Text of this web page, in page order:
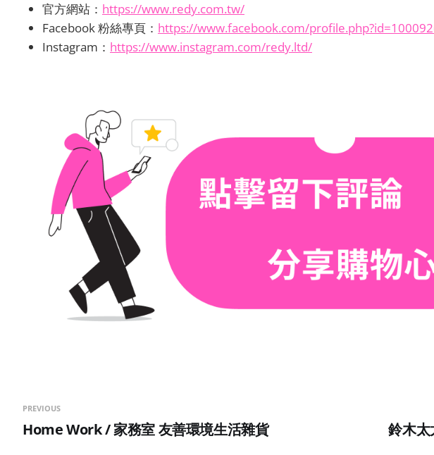
官方網站： https://www.redy.com.tw/
Facebook 粉絲專頁： https://www.facebook.com/
Instagram： https://www.instagram.com/redy.ltd/
PREVIOUS
Home Work / 家務室 友善環境生活雜貨 鈴木太